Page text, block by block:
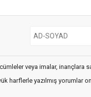
veya imalar, inançlara
harflerle yazılmış yorumlar